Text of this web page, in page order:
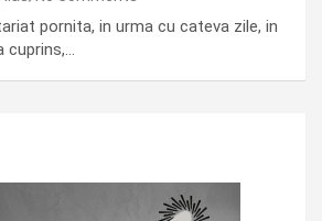
pornita, in urma cu cateva zile, in
cuprins,…